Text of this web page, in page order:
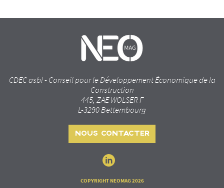
CDEC asbl - Conseil pour le Développement Économique de la
Construction
445, ZAE WOLSER F
L-3290 Bettembourg
NOUS CONTACTER
COPYRIGHT NEOMAG 2026